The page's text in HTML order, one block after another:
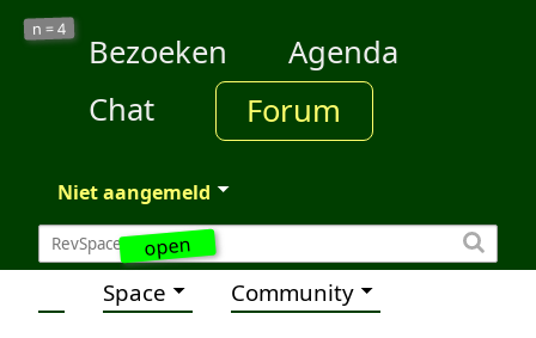
open
n =4
Bezoeken
Agenda
Chat
Forum
Niet aangemeld
Space Community